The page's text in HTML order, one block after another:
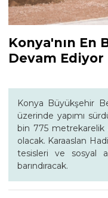
Konya'nın En
Devam Ediyor
Konya Büyükşehir
üzerinde yapımı
bin 775 metrekarelik
olacak. Karaaslan
tesisleri ve sosyal
barındıracak.